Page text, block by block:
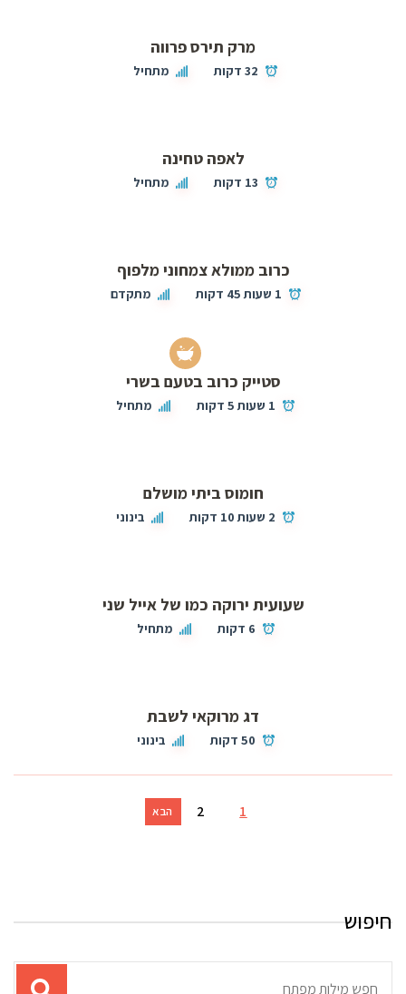
מרק תירס פרווה
32 דקות מתחיל
לאפה טחינה
13 דקות מתחיל
כרוב ממולא צמחוני מלפוף
1 שעות 45 דקות מתקדם
סטייק כרוב בטעם בשרי
1 שעות 5 דקות מתחיל
חומוס ביתי מושלם
2 שעות 10 דקות בינוני
שעועית ירוקה כמו של אייל שני
6 דקות מתחיל
דג מרוקאי לשבת
50 דקות בינוני
1
2 הבא
חיפוש